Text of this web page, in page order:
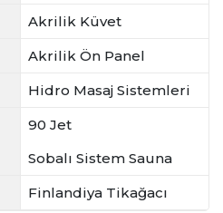
Akrilik Küvet
Akrilik Ön Panel
Hidro Masaj Sistemleri
90 Jet
Sobalı Sistem Sauna
Finlandiya Tikağacı